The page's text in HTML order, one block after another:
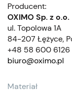
Producent:
OXIMO Sp. z o.o.
ul. Topolowa 1A
84-207 Łężyce,
+48 58 600 6126
biuro@oximo.pl
Materiał